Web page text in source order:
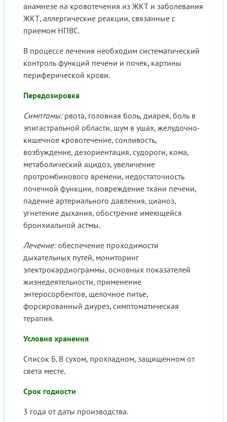
анамнезе на кровотечения из ЖКТ и заболевания
ЖКТ, аллергические реакции, связанные с
приемом НПВС.
В процессе лечения необходим систематический
контроль функций печени и почек, картины
периферической крови.
Передозировка
Симптомы:рвота, головная боль, диарея, боль в
эпигастральной области, шум в ушах, желудочно-
кишечное кровотечение, сонливость,
возбуждение, дезориентация, судороги, кома,
метаболический ацидоз, увеличение
протромбинового времени, недостаточность
почечной функции, повреждение ткани печени,
падение артериального давления, цианоз,
угнетение дыхания, обострение имеющейся
бронхиальной астмы.
Лечение:обеспечение проходимости
дыхательных путей, мониторинг
электрокардиограммы, основных показателей
жизнедеятельности, применение
энтеросорбентов, щелочное питье,
форсированный диурез, симптоматическая
терапия.
Условия хранения
Список Б. В сухом, прохладном, защищенном от
света месте.
Срок годности
3 года от даты производства.